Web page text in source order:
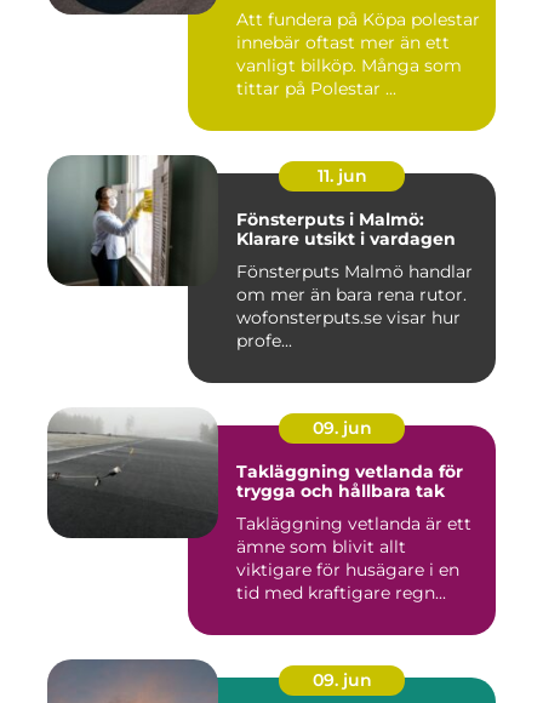
Att fundera på Köpa polestar
innebär oftast mer än ett
vanligt bilköp. Många som
tittar på Polestar ...
11. jun
Fönsterputs i Malmö:
Klarare utsikt i vardagen
Fönsterputs Malmö handlar
om mer än bara rena rutor.
wofonsterputs.se visar hur
profe...
09. jun
Takläggning vetlanda för
trygga och hållbara tak
Takläggning vetlanda är ett
ämne som blivit allt
viktigare för husägare i en
tid med kraftigare regn...
09. jun